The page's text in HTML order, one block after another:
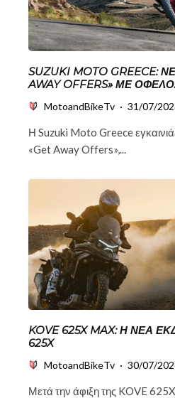
SUZUKI MOTO GREECE:
AWAY OFFERS» ΜΕ
MotoandBikeTv · 31/07/
Η Suzuki Moto Greece
«Get Away Offers»,...
KOVE 625X MAX: Η ΝΈΑ
625X
MotoandBikeTv · 30/07/
Μετά την άφιξη της KOVE